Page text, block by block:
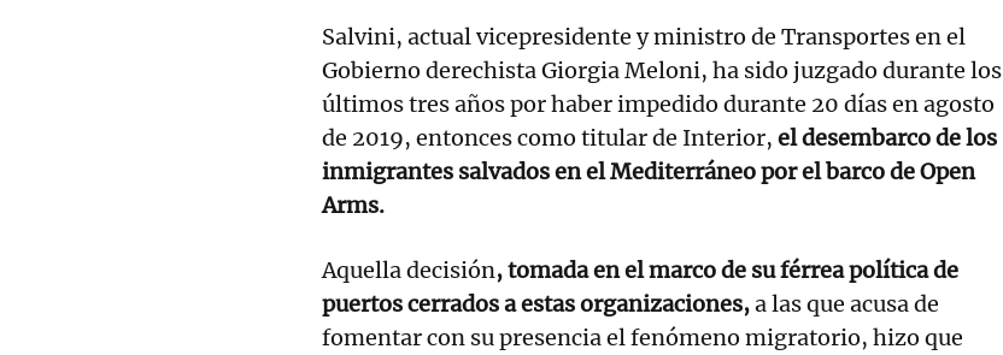
Salvini, actual vicepresidente y ministro de Transportes en el
Gobierno derechista Giorgia Meloni, ha sido juzgado durante los
últimos tres años por haber impedido durante 20 días en agosto
de 2019, entonces como titular de Interior, el desembarco de los
inmigrantes salvados en el Mediterráneo por el barco de Open
Arms.
Aquella decisión, tomada en el marco de su férrea política de
puertos cerrados a estas organizaciones,a las que acusa de
fomentar con su presencia el fenómeno migratorio, hizo que